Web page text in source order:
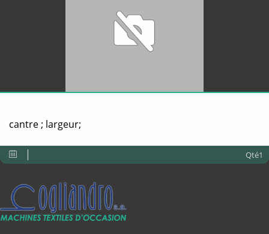
cantre ; largeur;
Qté1